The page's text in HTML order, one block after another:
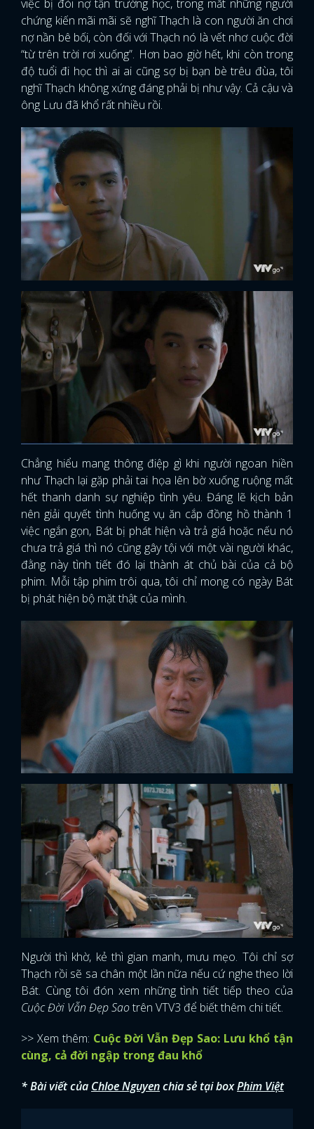
việc bị đòi nợ tận trường học, trong mắt những người
chứng kiến mãi mãi sẽ nghĩ Thạch là con người ăn chơi
nợ nần bê bối, còn đối với Thạch nó là vết nhơ cuộc đời
“từ trên trời rơi xuống”. Hơn bao giờ hết, khi còn trong
độ tuổi đi học thì ai ai cũng sợ bị bạn bè trêu đùa, tôi
nghĩ Thạch không xứng đáng phải bị như vậy. Cả cậu và
ông Lưu đã khổ rất nhiều rồi.
Chẳng hiểu mang thông điệp gì khi người ngoan hiền
như Thạch lại gặp phải tai họa lên bờ xuống ruộng mất
hết thanh danh sự nghiệp tình yêu. Đáng lẽ kịch bản
nên giải quyết tình huống vụ ăn cắp đồng hồ thành 1
việc ngắn gọn, Bát bị phát hiện và trả giá hoặc nếu nó
chưa trả giá thì nó cũng gây tội với một vài người khác,
đằng này tình tiết đó lại thành át chủ bài của cả bộ
phim. Mỗi tập phim trôi qua, tôi chỉ mong có ngày Bát
bị phát hiện bộ mặt thật của mình.
Người thì khờ, kẻ thì gian manh, mưu mẹo. Tôi chỉ sợ
Thạch rồi sẽ sa chân một lần nữa nếu cứ nghe theo lời
Bát. Cùng tôi đón xem những tình tiết tiếp theo của
Cuộc Đời Vẫn Đẹp Saotrên VTV3 để biết thêm chi tiết.
>> Xem thêm: Cuộc Đời Vẫn Đẹp Sao: Lưu khổ tận
cùng, cả đời ngập trong đau khổ
* Bài viết của Chloe Nguyenchia sẻ tại boxPhim Việt